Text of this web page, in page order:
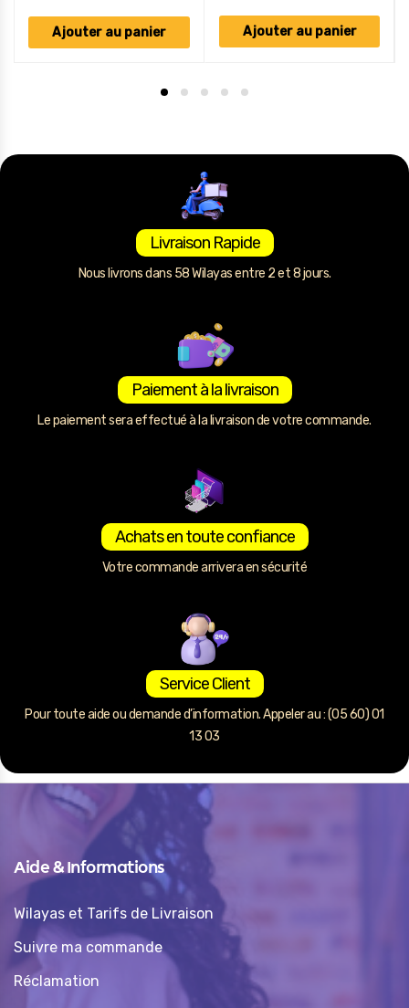
Ajouter au panier Ajouter au panier
Livraison Rapide
Nous livrons dans 58 Wilayas entre 2 et 8 jours.
Paiement à la livraison
Le paiement sera effectué à la livraison de votre commande.
Achats en toute confiance
Votre commande arrivera en sécurité
Service Client
Pour toute aide ou demande d’information. Appeler au : (05 60) 01
13 03
Aide & Informations
Wilayas et Tarifs de Livraison
Suivre ma commande
Réclamation